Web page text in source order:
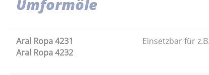
Umformöle
Aral Ropa 4231
Aral Ropa 4232
Einsetzbar für